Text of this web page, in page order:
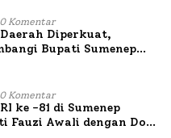
0 Komentar
Diperkuat,
Bupati Sumenep
0 Komentar
ke -81 di Sumenep
Fauzi Awali dengan Doa